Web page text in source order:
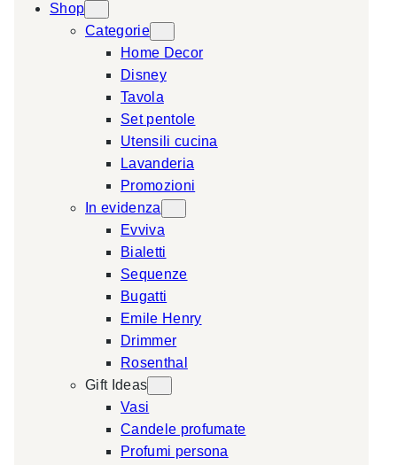
s
c
Shop
Categorie
Home Decor
Disney
Tavola
Set pentole
Utensili cucina
Lavanderia
Promozioni
In evidenza
Evviva
Bialetti
Sequenze
Bugatti
Emile Henry
Drimmer
Rosenthal
Gift Ideas
Vasi
Candele profumate
Profumi persona